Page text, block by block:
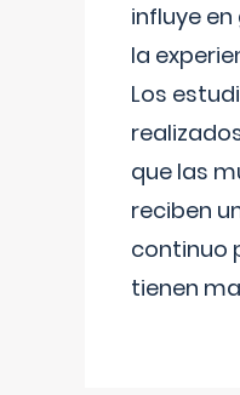
influye
la
Los
que las
reciben
continuo
tienen